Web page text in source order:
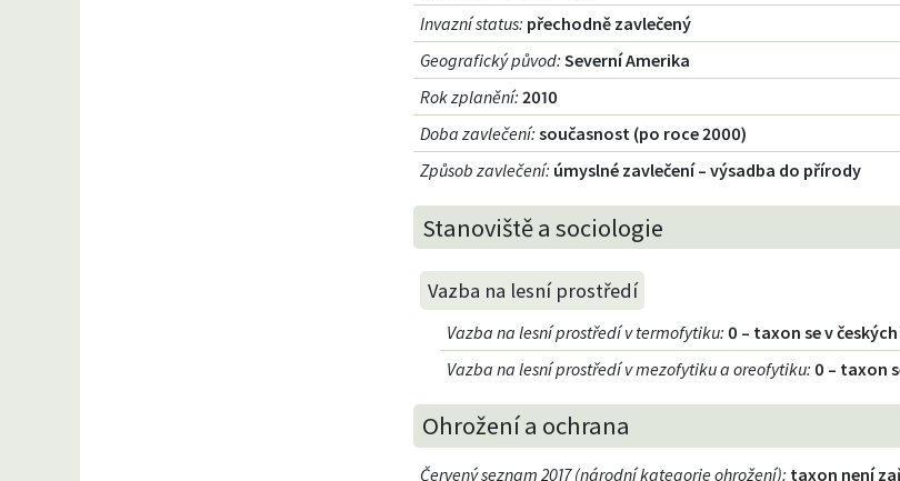
Invazní status: přechodně zavlečený
Geografický původ: Severní Amerika
Rok zplanění: 2010
Doba zavlečení: současnost (po roce 2000)
Způsob zavlečení: úmyslné zavlečení – výsadba do přírody
Stanoviště a sociologie
Vazba na lesní prostředí
Vazba na lesní prostředí v termofytiku: 0 – taxon se v
Vazba na lesní prostředí v mezofytiku a oreofytiku: 0 – taxon
Ohrožení a ochrana
Červený seznam 2017 (národní kategorie ohrožení): taxon není